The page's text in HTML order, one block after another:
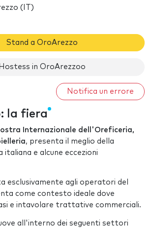
(IT)
Stand a OroArezzo
Hostess in OroArezzoo
Notifica un errore
la fiera
Internazionale dell'Oreficeria,
, presenta il meglio della
italiana e alcune eccezioni
esclusivamente agli operatori del
come contesto ideale dove
e intavolare trattative commerciali.
all'interno dei seguenti settori